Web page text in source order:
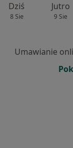
Dziś
8 Sie
Jutro
9 Sie
Umawianie